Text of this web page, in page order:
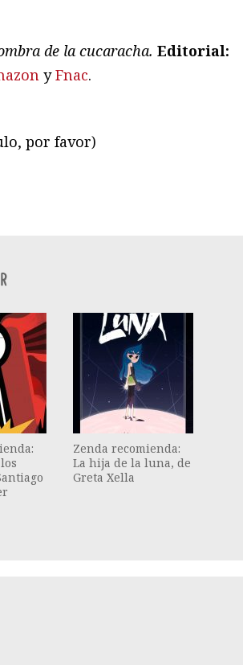
de la cucaracha. Editorial:
yFnac.
por favor)
Zenda recomienda:
La hija de la luna, de
Greta Xella